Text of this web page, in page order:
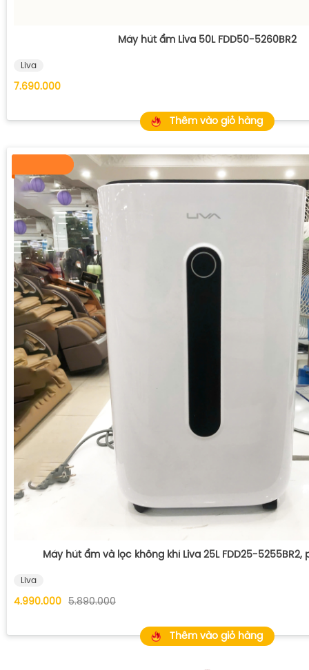
Máy hút ẩm Liva 50L FDD50-5260BR2
Liva
7.690.000
Thêm vào giỏ hàng
Máy hút ẩm và lọc không khí Liva 25L FDD25-5255BR2,
Liva
4.990.000 5.890.000
Thêm vào giỏ hàng